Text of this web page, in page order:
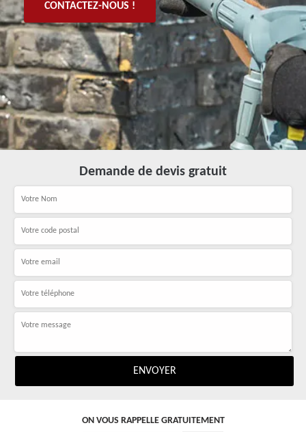
CONTACTEZ-NOUS !
Demande de devis gratuit
ON VOUS RAPPELLE GRATUITEMENT